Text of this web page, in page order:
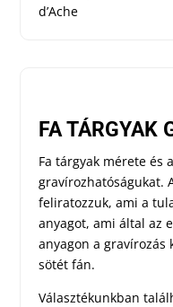
d’Ache
FA TÁRGYAK
Fa tárgyak mérete és
gravírozhatóságukat.
feliratozzuk, ami a
anyagot, ami által az
anyagon a gravírozás
sötét fán.
Választékunkban